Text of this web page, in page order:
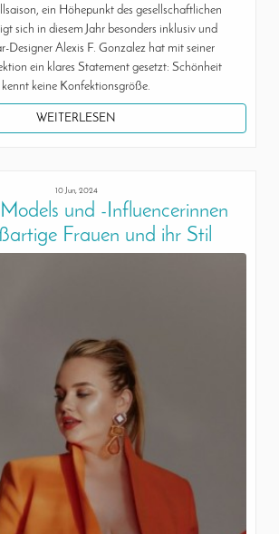
ein Höhepunkt des gesellschaftlichen
sich in diesem Jahr besonders inklusiv und
Designer Alexis F. Gonzalez hat mit seiner
ein klares Statement gesetzt: Schönheit
kennt keine Konfektionsgröße.
WEITERLESEN
10 Jun, 2024
und -Influencerinnen
Frauen und ihr Stil